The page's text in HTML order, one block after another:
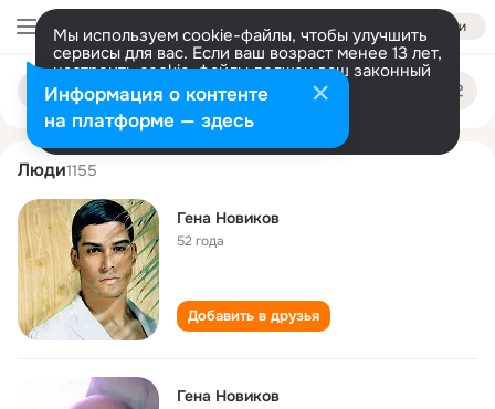
Войти
Мы используем cookie-файлы, чтобы улучшить
сервисы для вас. Если ваш возраст менее 13 лет,
настроить cookie-файлы должен ваш законный
представитель. Больше информации
Разрешить все Настроить
Поиск
людям
gena novikov
Люди1155
Гена Новиков
52 года
Добавить в друзья
Гена Новиков
Информация о контенте
на платформе — здесь